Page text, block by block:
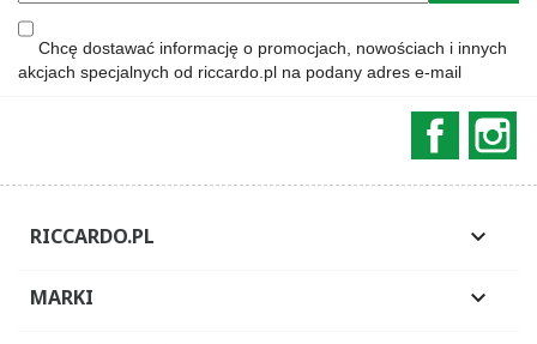
Chcę dostawać informację o promocjach, nowościach i innych
akcjach specjalnych od riccardo.pl na podany adres e-mail
RICCARDO.PL 
MARKI 